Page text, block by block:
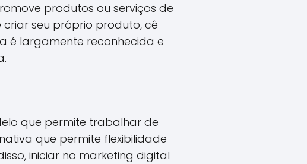
produtos ou serviços de
seu próprio produto, cê
é largamente reconhecida e
que permite trabalhar de
que permite flexibilidade
iniciar no marketing digital